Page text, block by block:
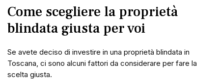
Come scegliere la proprietà
blindata giusta per voi
Se avete deciso di investire in una proprietà blindata in
Toscana, ci sono alcuni fattori da considerare per fare la
scelta giusta.